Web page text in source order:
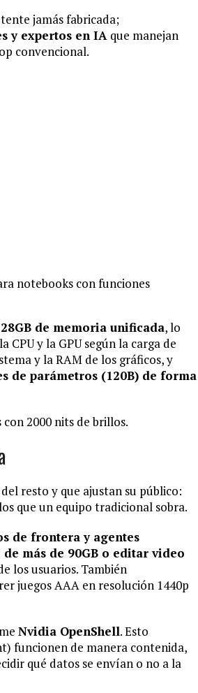
jamás fabricada;
y expertos en IA que manejan
convencional.
notebooks con funciones
de memoria unificada, lo
y la GPU según la carga de
y la RAM de los gráficos, y
de parámetros (120B) de forma
2000 nits de brillos.
resto y que ajustan su público:
que un equipo tradicional sobra.
de frontera y agentes
más de 90GB o editar video
los usuarios. También
juegos AAA en resolución 1440p
Nvidia OpenShell. Esto
funcionen de manera contenida,
qué datos se envían o no a la